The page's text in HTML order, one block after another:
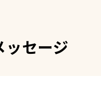
ッセージ